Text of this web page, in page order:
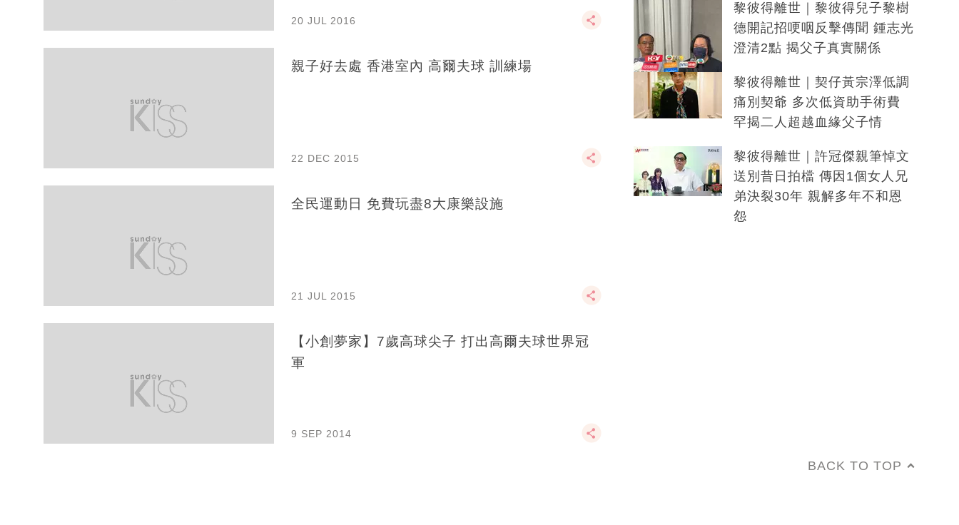
20 JUL 2016
親子好去處 香港室內 高爾夫球 訓練場
22 DEC 2015
全民運動日 免費玩盡8大康樂設施
21 JUL 2015
【小創夢家】7歲高球尖子 打出高爾夫球世界冠
軍
9 SEP 2014
黎彼得離世｜黎彼得兒子黎樹
德開記招哽咽反擊傳聞 鍾志光
澄清2點 揭父子真實關係
黎彼得離世｜契仔黃宗澤低調
痛別契爺 多次低資助手術費
罕揭二人超越血緣父子情
黎彼得離世｜許冠傑親筆悼文
送別昔日拍檔 傳因1個女人兄
弟決裂30年 親解多年不和恩
怨
BACK TO TOP